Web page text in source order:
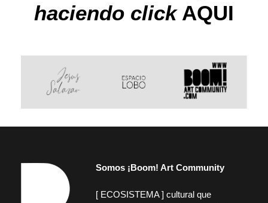
haciendo click AQUI
Somos ¡Boom! Art Community
[ ECOSISTEMA ] cultural que